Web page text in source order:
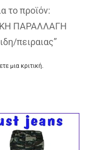
το προϊόν:
ΠΑΡΑΛΛΑΓΗ
πειραιας”
μια κριτική.